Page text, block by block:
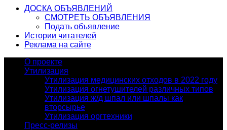
ДОСКА ОБЪЯВЛЕНИЙ
СМОТРЕТЬ ОБЪЯВЛЕНИЯ
Подать объявление
Истории читателей
Реклама на сайте
О проекте
Утилизация
Утилизация медицинских отходов в 2022 году
Утилизация огнетушителей различных типов
Утилизация ж/д шпал или шпалы как
вторсырье
Утилизация оргтехники
Пресс-релизы